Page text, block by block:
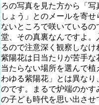
ろの写真を見た方から「
しょう」とのメールを寄
ないところで咲いている
堂、その真裏なんですよ
るので注意深く観察しな
紫陽花は日当たりが苦手
当たらない場所を選んで
わゆる紫陽花」とは異な
のです。まるで炉端のか
の子ども時代を思い出さ